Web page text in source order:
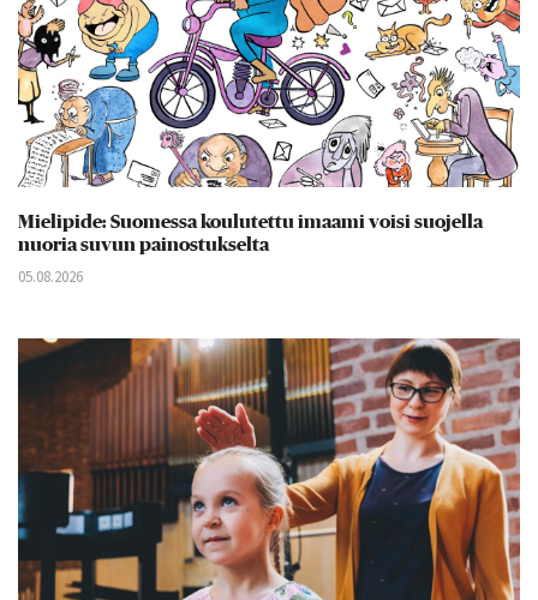
Mielipide: Suomessa koulutettu imaami voisi suojella
nuoria suvun painostukselta
05.08.2026